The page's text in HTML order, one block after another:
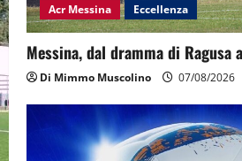
Acr Messina Eccellenza
Messina, dal dramma di Ragusa
Di Mimmo Muscolino 07/08/2026